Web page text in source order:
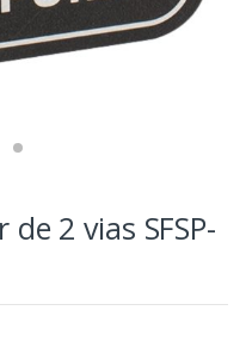
2 vias SFSP-